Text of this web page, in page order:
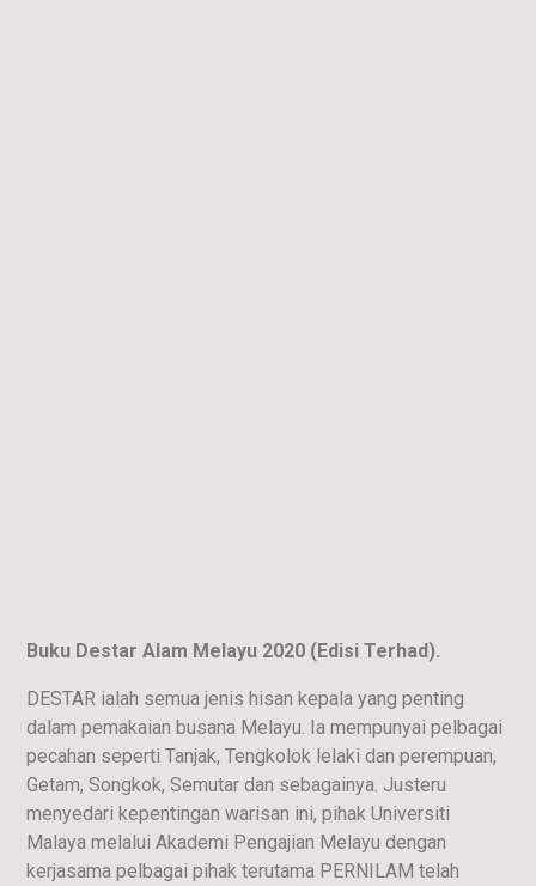
Buku Destar Alam Melayu 2020 (Edisi Terhad).
DESTAR ialah semua jenis hisan kepala yang penting
dalam pemakaian busana Melayu. Ia mempunyai pelbagai
pecahan seperti Tanjak, Tengkolok lelaki dan perempuan,
Getam, Songkok, Semutar dan sebagainya. Justeru
menyedari kepentingan warisan ini, pihak Universiti
Malaya melalui Akademi Pengajian Melayu dengan
kerjasama pelbagai pihak terutama PERNILAM telah